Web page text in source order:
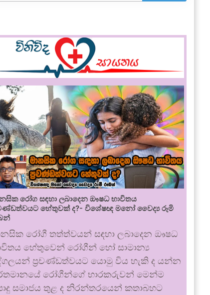
රෝග සඳහා ලබාදෙන ඖෂධ භාවිතය
හේතුවක් ද?- විශේෂඥ මනෝ වෛද්‍ය රූමි
රෝගී තත්ත්වයන් සඳහා ලබාදෙන ඖෂධ
හේතුවෙන් රෝගීන් හෝ සාමාන්‍ය
ප්‍රචණ්ඩත්වයට යොමු විය හැකි ද යන්න
රෝගීන්ගේ භාරකරුවන් මෙන්ම
සමාජය තුළ ද නිරන්තරයෙන් කතාබහට